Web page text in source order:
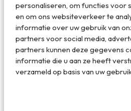
personaliseren, om functies voor
en om ons websiteverkeer te
informatie over uw gebruik van
partners voor social media,
partners kunnen deze gegevens
informatie die u aan ze heeft
verzameld op basis van uw